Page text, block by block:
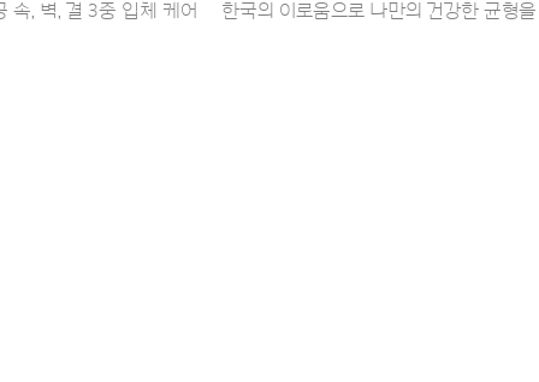
속, 벽, 결 3중 입체 케어 한국의 이로움으로 나만의 건강한 균형을